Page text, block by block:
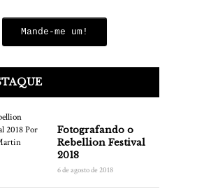
Mande-me um!
Fotografando o
Rebellion Festival
2018
6 de agosto de 2018